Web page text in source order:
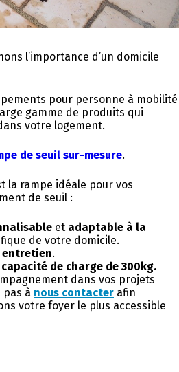
l’importance d’un domicile
pour personne à mobilité
gamme de produits qui
votre logement.
de seuil sur-mesure.
la rampe idéale pour vos
de seuil :
et adaptable à la
de votre domicile.
entretien.
capacité de charge de 300kg.
dans vos projets
pas à nous contacter afin
votre foyer le plus accessible